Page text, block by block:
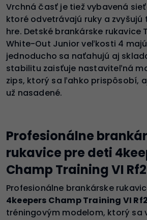
Vrchná časť je tiež vybavená
ktoré odvetrávajú ruky a zvyšujú
hre. Detské brankárske rukavice
White-Out Junior veľkosti 4
jednoducho sa naťahujú aj
stabilitu zaisťuje nastaviteľná
zips, ktorý sa ľahko prispôsobí,
už nasadené.
Profesionálne
rukavice pre deti
Champ Training VI
Profesionálne brankárske
4keepers Champ Training VI
tréningovým modelom, ktorý sa